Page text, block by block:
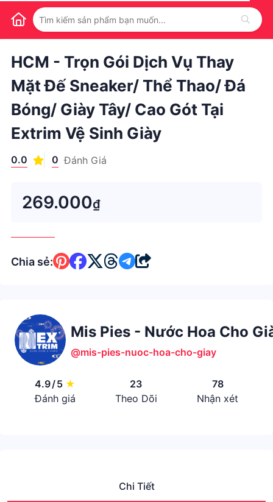
/ 1
HCM - Trọn Gói Dịch Vụ Thay
Mặt Đế Sneaker/ Thể Thao/ Đá
Bóng/ Giày Tây/ Cao Gót Tại
Extrim Vệ Sinh Giày
0.0 0 Đánh Giá
269.000₫
Chia sẻ:
Mis Pies - Nước Hoa Cho
@mis-pies-nuoc-hoa-cho-giay
4.9/5 ★
Đánh giá
23
Theo Dõi
78
Nhận xét
Chi Tiết